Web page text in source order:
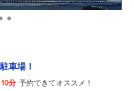
車場！
分 予約できてオススメ！